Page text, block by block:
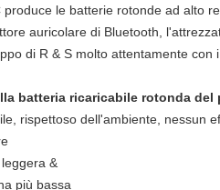
produce le batterie rotonde ad alto
auricolare di Bluetooth,
di R & S molto attentamente
batteria ricaricabile rotonda del
rispettoso dell'ambiente, nessun
&
più bassa